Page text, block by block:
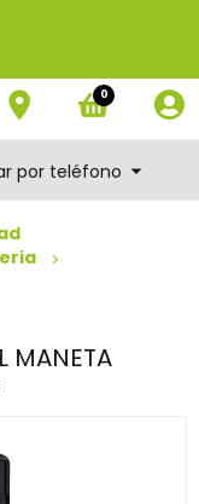
0
por teléfono
MANETA